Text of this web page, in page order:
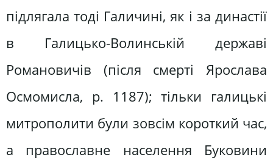
підлягала тоді Галичині, як і за династії
в Галицько-Волинській державі
Романовичів (після смерті Ярослава
Осмомисла, р. 1187); тільки галицькі
митрополити були зовсім короткий час,
а православне населення Буковини